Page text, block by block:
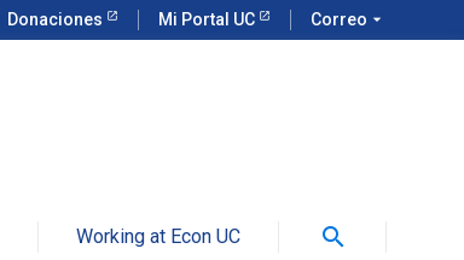
Donaciones Mi Portal UC Correo arrow_drop_down
Working at Econ UC search